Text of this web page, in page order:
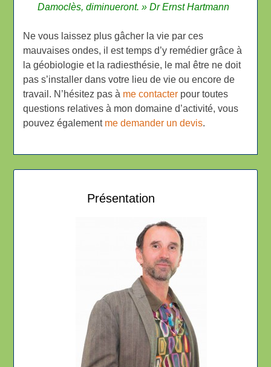
Damoclès, diminueront. » Dr Ernst Hartmann
Ne vous laissez plus gâcher la vie par ces
mauvaises ondes, il est temps d’y remédier grâce à
la géobiologie et la radiesthésie, le mal être ne doit
pas s’installer dans votre lieu de vie ou encore de
travail. N’hésitez pas à me contacter pour toutes
questions relatives à mon domaine d’activité, vous
pouvez également me demander un devis.
Présentation